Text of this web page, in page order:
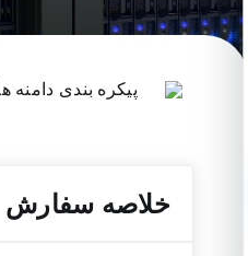
پیکره بندی دامنه ها
خلاصه سفارش